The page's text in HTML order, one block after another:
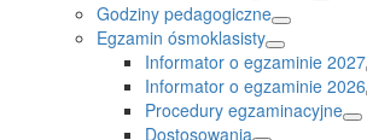
Godziny pedagogiczne
Egzamin ósmoklasisty
Informator o egzaminie 2027
Informator o egzaminie 2026
Procedury egzaminacyjne
Dostosowania